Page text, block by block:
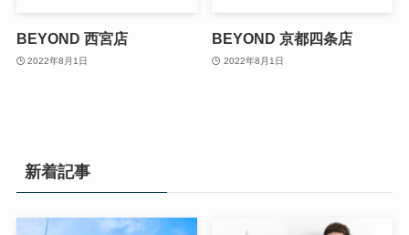
BEYOND 西宮店
2022年8月1日
BEYOND 京都四条店
2022年8月1日
新着記事